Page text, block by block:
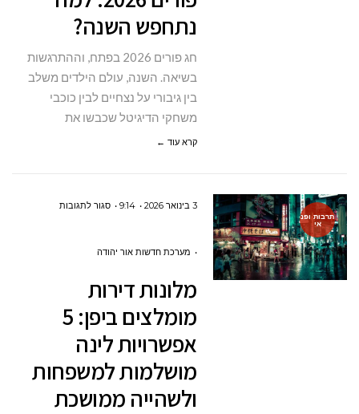
נתחפש השנה?
חג פורים 2026 בפתח, וההתרגשות
בשיאה. השנה, עולם הילדים משלב
בין גיבורי על נצחיים לבין כוכבי
משחקי הדיגיטל שכבשו את
קרא עוד ←
תרבות ופנ
אי
3 בינואר 2026 9:14 סגור לתגובותעל
למשפחות
מערכת חדשות אור יהודה
מלונות דירות
מומלצים ביפן: 5
אפשרויות לינה
מושלמות למשפחות
ולשהייה ממושכת